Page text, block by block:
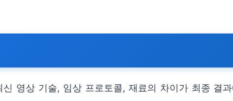
영상 기술, 임상 프로토콜, 재료의 차이가 최종 결